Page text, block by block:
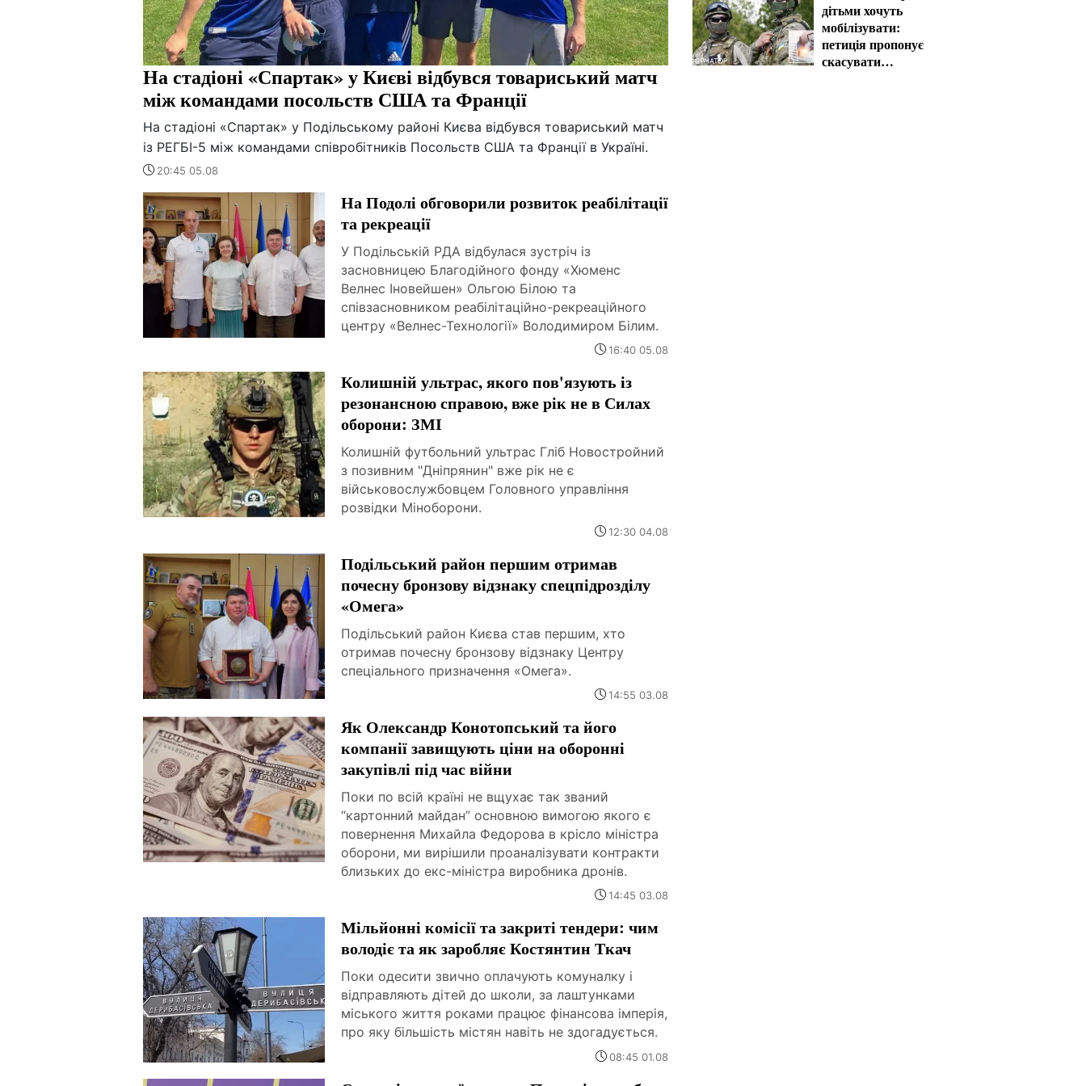
На стадіоні «Спартак» у Києві відбувся товариський матч
між командами посольств США та Франції
На стадіоні «Спартак» у Подільському районі Києва відбувся товариський матч
із РЕГБІ-5 між командами співробітників Посольств США та Франції в Україні.
20:45 05.08
На Подолі обговорили розвиток реабілітації
та рекреації
У Подільській РДА відбулася зустріч із
засновницею Благодійного фонду «Хюменс
Велнес Іновейшен» Ольгою Білою та
співзасновником реабілітаційно-рекреаційного
центру «Велнес-Технології» Володимиром Білим.
16:40 05.08
Колишній ультрас, якого пов'язують із
резонансною справою, вже рік не в Силах
оборони: ЗМІ
Колишній футбольний ультрас Гліб Новостройний
з позивним "Дніпрянин" вже рік не є
військовослужбовцем Головного управління
розвідки Міноборони.
12:30 04.08
Подільський район першим отримав
почесну бронзову відзнаку спецпідрозділу
«Омега»
Подільський район Києва став першим, хто
отримав почесну бронзову відзнаку Центру
спеціального призначення «Омега».
14:55 03.08
Як Олександр Конотопський та його
компанії завищують ціни на оборонні
закупівлі під час війни
Поки по всій країні не вщухає так званий
“картонний майдан” основною вимогою якого є
повернення Михайла Федорова в крісло міністра
оборони, ми вирішили проаналізувати контракти
близьких до екс-міністра виробника дронів.
14:45 03.08
Мільйонні комісії та закриті тендери: чим
володіє та як заробляє Костянтин Ткач
Поки одесити звично оплачують комуналку і
відправляють дітей до школи, за лаштунками
міського життя роками працює фінансова імперія,
про яку більшість містян навіть не здогадується.
08:45 01.08
дітьми хочуть
мобілізувати:
петиція пропонує
скасувати